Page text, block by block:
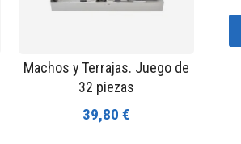
Machos y Terrajas. Juego de
32 piezas
39,80 €